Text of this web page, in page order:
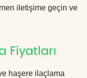
iletişime geçin ve
Fiyatları
haşere ilaçlama